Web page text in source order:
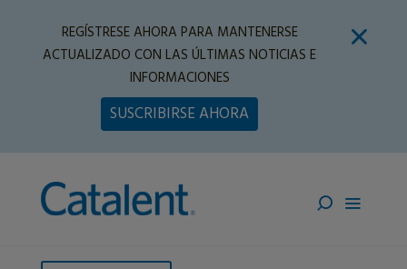
REGÍSTRESE AHORA PARA MANTENERSE
ACTUALIZADO CON LAS ÚLTIMAS NOTICIAS E
INFORMACIONES
SUSCRIBIRSE AHORA